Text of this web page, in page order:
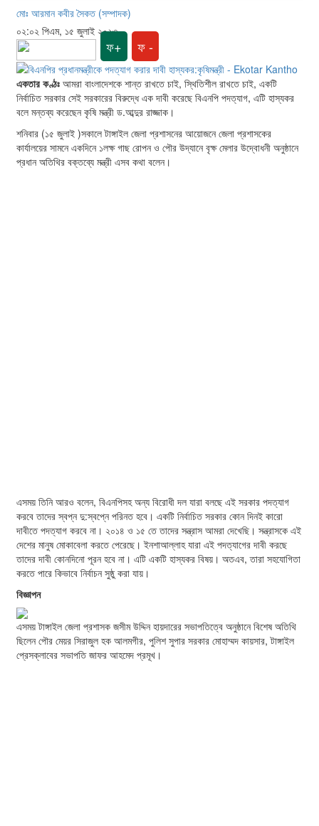
মোঃ আরমান কবীর সৈকত (সম্পাদক)
০২:০২ পিএম, ১৫ জুলাই ২০২৩
ফ+ ফ -
একতার কণ্ঠঃ আমরা বাংলাদেশকে শান্ত রাখতে চাই, স্থিতিশীল রাখতে চাই, একটি
নির্বাচিত সরকার সেই সরকারের বিরুদ্ধে এক দাবী করেছে বিএনপি পদত্যাগ, এটি হাস্যকর
বলে মন্তব্য করেছেন কৃষি মন্ত্রী ড.আব্দুর রাজ্জাক।
শনিবার (১৫ জুলাই )সকালে টাঙ্গাইল জেলা প্রশাসনের আয়োজনে জেলা প্রশাসকের
কার্যালয়ের সামনে একদিনে ১লক্ষ গাছ রোপন ও পৌর উদ্যানে বৃক্ষ মেলার উদ্বোধনী অনুষ্ঠানে
প্রধান অতিথির বক্তব্যে মন্ত্রী এসব কথা বলেন।
এসময় তিনি আরও বলেন, বিএনপিসহ অন্য বিরোধী দল যারা বলছে এই সরকার পদত্যাগ
করবে তাদের স্বপ্ন দু:স্বপ্নে পরিনত হবে। একটি নির্বাচিত সরকার কোন দিনই কারো
দাবীতে পদত্যাগ করবে না। ২০১৪ ও ১৫ তে তাদের সন্ত্রাস আমরা দেখেছি। সন্ত্রাসকে এই
দেশের মানুষ মোকাবেলা করতে পেরেছে। ইনশাআল্লাহ যারা এই পদত্যাগের দাবী করছে
তাদের দাবী কোনদিনো পূরন হবে না। এটি একটি হাস্যকর বিষয়। অতএব, তারা সহযোগিতা
করতে পারে কিভাবে নির্বাচন সুষ্ঠু করা যায়।
বিজ্ঞাপন
এসময় টাঙ্গাইল জেলা প্রশাসক জসীম উদ্দিন হায়দারের সভাপতিত্বে অনুষ্ঠানে বিশেষ অতিথি
ছিলেন পৌর মেয়র সিরাজুল হক আলমগীর, পুলিশ সুপার সরকার মোহাম্মদ কায়সার, টাঙ্গাইল
প্রেসক্লাবের সভাপতি জাফর আহমেদ প্রমূখ।